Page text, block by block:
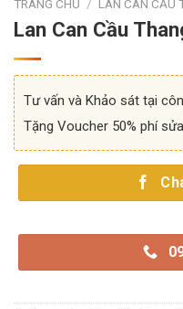
TRANG CHỦ / LAN CAN CẦU
Lan Can Cầu
Tư vấn và Khảo sát tại
Tặng Voucher 50% phí